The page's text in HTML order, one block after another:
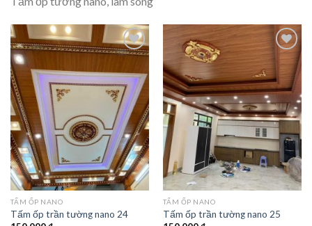
Add to
wishlist
TẤM ỐP NANO
Tấm ốp trần tường nano 24
Add to
wishlist
TẤM ỐP NANO
Tấm ốp trần tường nano 25